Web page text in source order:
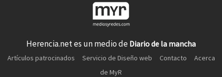
Herencia.net es un medio de Diario de la mancha
Artículos patrocinados Servicio de Diseño web Contacto
Acerca
de MyR